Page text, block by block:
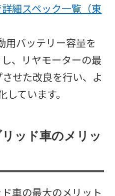
細スペック一覧（東
用バッテリー容量を
、リヤモーターの最
せた改良を行い、よ
しています。​
ッド車のメリッ
車の最大のメリット